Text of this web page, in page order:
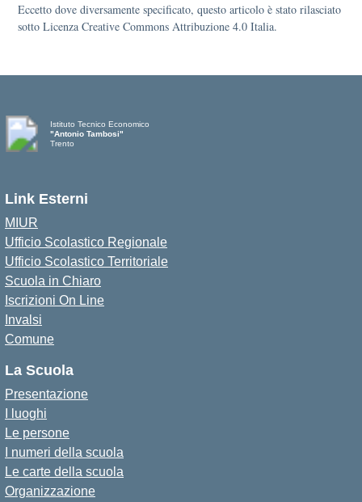
Eccetto dove diversamente specificato, questo articolo è stato rilasciato
sotto Licenza Creative Commons Attribuzione 4.0 Italia.
Istituto Tecnico Economico
"Antonio Tambosi"
Trento
Link Esterni
MIUR
Ufficio Scolastico Regionale
Ufficio Scolastico Territoriale
Scuola in Chiaro
Iscrizioni On Line
Invalsi
Comune
La Scuola
Presentazione
I luoghi
Le persone
I numeri della scuola
Le carte della scuola
Organizzazione